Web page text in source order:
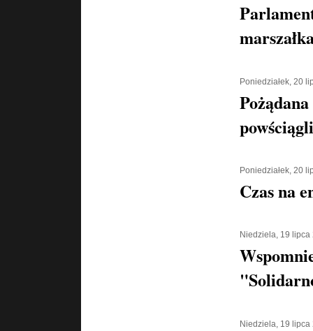
Poniedziałek, 20
Poniedziałek, 20
Czas na
Niedziela, 19 lipca
Niedziela, 19 lipca